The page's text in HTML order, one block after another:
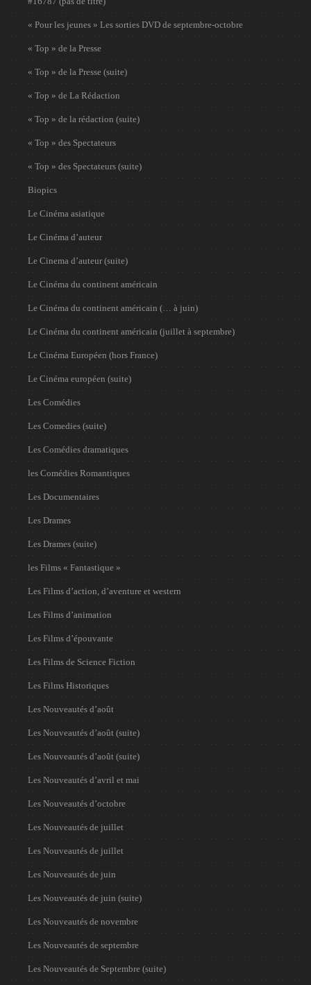
« Pour les jeunes » Les sorties DVD de septembre-octobre
« Top » de la Presse
« Top » de la Presse (suite)
« Top » de La Rédaction
« Top » de la rédaction (suite)
« Top » des Spectateurs
« Top » des Spectateurs (suite)
Biopics
Le Cinéma asiatique
Le Cinéma d’auteur
Le Cinema d’auteur (suite)
Le Cinéma du continent américain
Le Cinéma du continent américain (… à juin)
Le Cinéma du continent américain (juillet à septembre)
Le Cinéma Européen (hors France)
Le Cinéma européen (suite)
Les Comédies
Les Comedies (suite)
Les Comédies dramatiques
les Comédies Romantiques
Les Documentaires
Les Drames
Les Drames (suite)
les Films « Fantastique »
Les Films d’action, d’aventure et western
Les Films d’animation
Les Films d’épouvante
Les Films de Science Fiction
Les Films Historiques
Les Nouveautés d’août
Les Nouveautés d’août (suite)
Les Nouveautés d’août (suite)
Les Nouveautés d’avril et mai
Les Nouveautés d’octobre
Les Nouveautés de juillet
Les Nouveautés de juillet
Les Nouveautés de juin
Les Nouveautés de juin (suite)
Les Nouveautés de novembre
Les Nouveautés de septembre
Les Nouveautés de Septembre (suite)